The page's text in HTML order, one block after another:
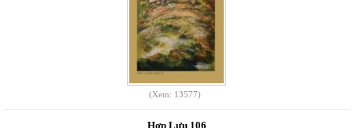
(Xem: 13577)
Hợp Lưu 106